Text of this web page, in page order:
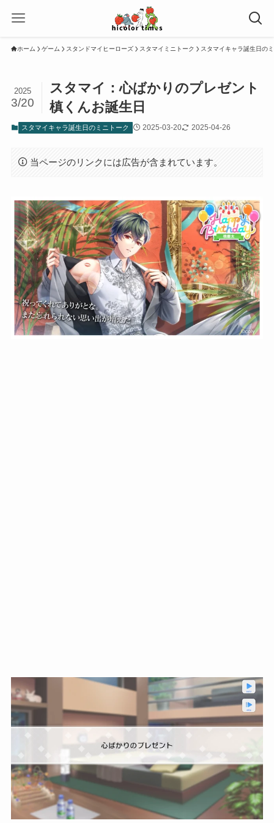
ホーム ゲーム スタンドマイヒーローズ スタマイミニトーク スタマイキャラ誕生日の
スタマイ：心ばかりのプレゼント
槙くんお誕生日
2025
3/20
スタマイキャラ誕生日のミニトーク 2025-03-20 2025-04-26
当ページのリンクには広告が含まれています。